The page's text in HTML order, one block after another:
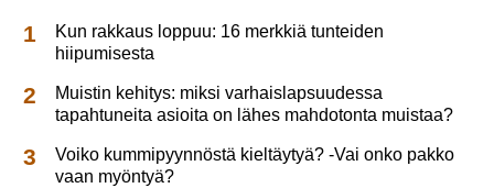
Kun rakkaus loppuu: 16 merkkiä tunteiden
hiipumisesta
Muistin kehitys: miksi varhaislapsuudessa
tapahtuneita asioita on lähes mahdotonta muistaa?
Voiko kummipyynnöstä kieltäytyä? -Vai onko pakko
vaan myöntyä?